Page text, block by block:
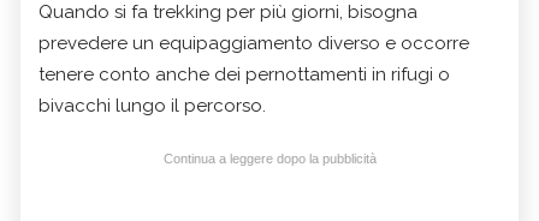
Quando si fa trekking per più giorni, bisogna
prevedere un equipaggiamento diverso e occorre
tenere conto anche dei pernottamenti in rifugi o
bivacchi lungo il percorso.
Continua a leggere dopo la pubblicità